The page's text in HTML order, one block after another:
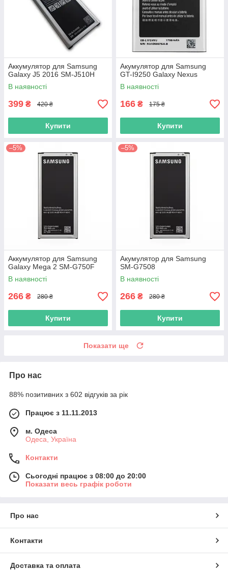
Аккумулятор для Samsung
Galaxy J5 2016 SM-J510H
В наявності
399 ₴ 420 ₴
Купити
Акумулятор для Samsung
GT-I9250 Galaxy Nexus
В наявності
166 ₴ 175 ₴
Купити
–5%
Аккумулятор для Samsung
Galaxy Mega 2 SM-G750F
В наявності
266 ₴ 280 ₴
Купити
–5%
Акумулятор для Samsung
SM-G7508
В наявності
266 ₴ 280 ₴
Купити
Показати ще
Про нас
88% позитивних з 602 відгуків за рік
Працює з 11.11.2013
м. Одеса
Одеса, Україна
Контакти
Сьогодні працює з 08:00 до 20:00
Показати весь графік роботи
Про нас
Контакти
Доставка та оплата